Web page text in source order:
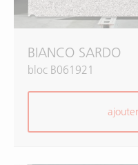
BIANCO SARDO
bloc B061921